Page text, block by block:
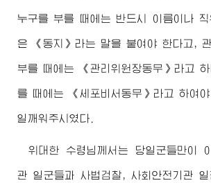
누구를 부를 때에는 반드시 이름이나
은 《동지》라는 말을 붙여야 한다고, 관
부를 때에는 《관리위원장동무》라고
를 때에는 《세포비서동무》라고 하여
일깨워주시였다.
위대한 수령님께서는 당일군들만이
관 일군들과 사법검찰, 사회안전기관